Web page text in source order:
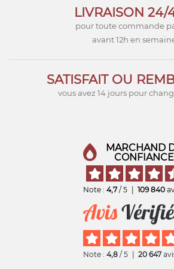
LIVRAISON 24/
pour toute commande
avant 12h en
SATISFAIT OU
vous avez 14 jours pour
MARCHAND
CONFIANCE
Note : 4,7 / 5 109 840
Note : 4,8 / 5 20 647